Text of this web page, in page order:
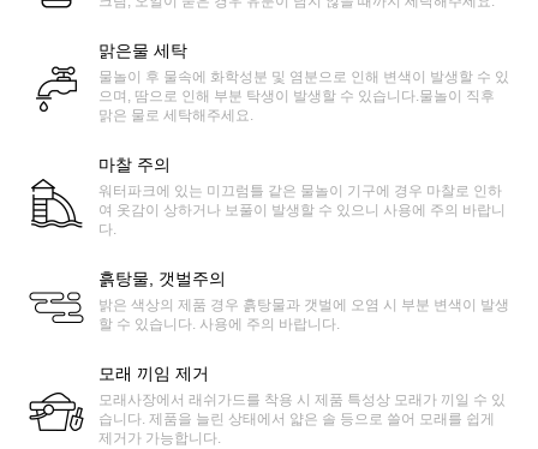
맑은물 세탁
물놀이 후 물속에 화학성분 및 염분으로 인해 변색이 발생할 수 있
으며, 땀으로 인해 부분 탁생이 발생할 수 있습니다.물놀이 직후
맑은 물로 세탁해주세요.
마찰 주의
워터파크에 있는 미끄럼틀 같은 물놀이 기구에 경우 마찰로 인하
여 옷감이 상하거나 보풀이 발생할 수 있으니 사용에 주의 바랍니
다.
흙탕물, 갯벌주의
밝은 색상의 제품 경우 흙탕물과 갯벌에 오염 시 부분 변색이 발생
할 수 있습니다. 사용에 주의 바랍니다.
모래 끼임 제거
모래사장에서 래쉬가드를 착용 시 제품 특성상 모래가 끼일 수 있
습니다. 제품을 늘린 상태에서 얇은 솔 등으로 쓸어 모래를 쉽게
제거가 가능합니다.